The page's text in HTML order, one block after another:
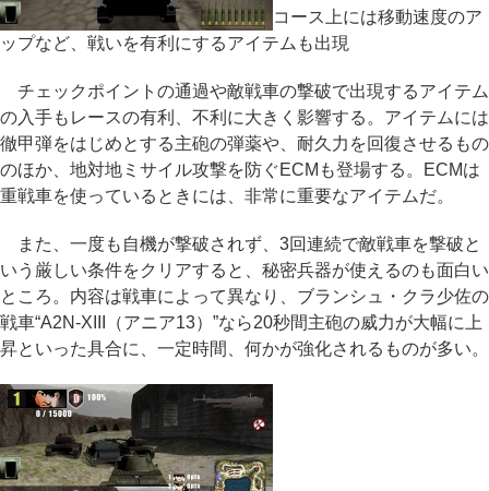
コース上には移動速度のア
ップなど、戦いを有利にするアイテムも出現
チェックポイントの通過や敵戦車の撃破で出現するアイテム
の入手もレースの有利、不利に大きく影響する。アイテムには
徹甲弾をはじめとする主砲の弾薬や、耐久力を回復させるもの
のほか、地対地ミサイル攻撃を防ぐECMも登場する。ECMは
重戦車を使っているときには、非常に重要なアイテムだ。
また、一度も自機が撃破されず、3回連続で敵戦車を撃破と
いう厳しい条件をクリアすると、秘密兵器が使えるのも面白い
ところ。内容は戦車によって異なり、ブランシュ・クラ少佐の
戦車“A2N-XIII（アニア13）”なら20秒間主砲の威力が大幅に上
昇といった具合に、一定時間、何かが強化されるものが多い。